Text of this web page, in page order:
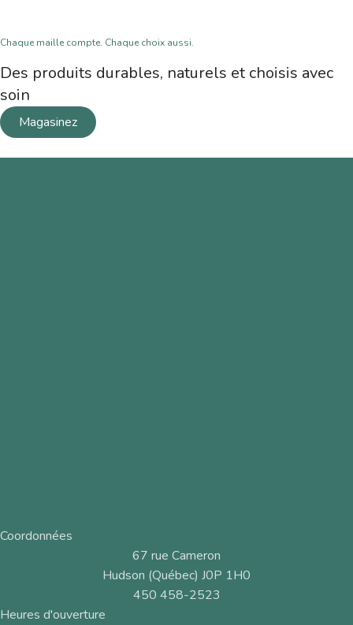
Chaque maille compte. Chaque choix aussi.
Des produits durables, naturels et choisis avec
soin
Magasinez
Coordonnées
67 rue Cameron
Hudson (Québec) J0P 1H0
450 458-2523
Heures d'ouverture